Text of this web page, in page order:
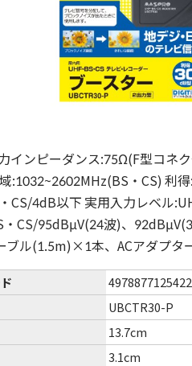
インピーダンス:75Ω(F型コネ
:1032~2602MHz(BS・CS) 利
CS/4dB以下 実用入力レベル
CS/95dBμV(24波)、
ブル(1.5m)×1本、ACアダプ
4978877125422
UBCTR30-P
13.7cm
3.1cm